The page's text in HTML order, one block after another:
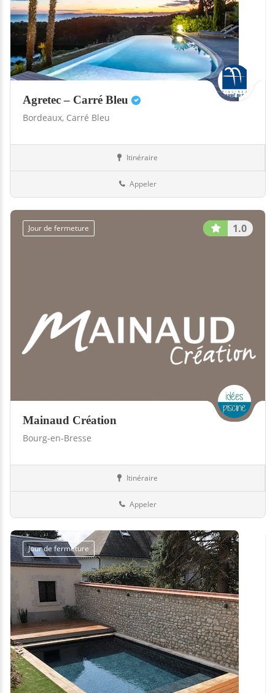
Agretec – Carré Bleu
Bordeaux, Carré Bleu
Itinéraire
Appeler
Jour de fermeture 1.0
Mainaud Création
Bourg-en-Bresse
Itinéraire
Appeler
Jour de fermeture